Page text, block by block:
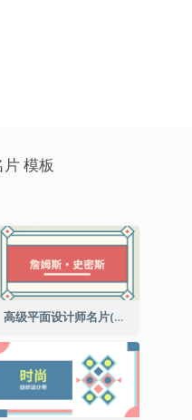
模板
高级平面设计师名片(附工作室地址)